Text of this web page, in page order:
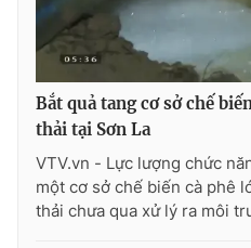
Thị trường 24h
VTV4
VTV9
Bắt quả tang cơ sở chế
thải tại Sơn La
VTV.vn - Lực lượng chức
một cơ sở chế biến cà phê
thải chưa qua xử lý ra môi